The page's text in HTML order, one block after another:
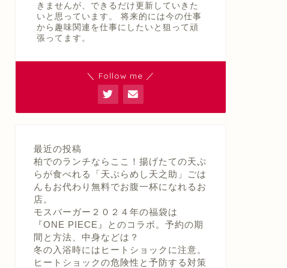
きませんが、できるだけ更新していきた
いと思っています。 将来的には今の仕事
から趣味関連を仕事にしたいと狙って頑
張ってます。
＼ Follow me ／
最近の投稿
柏でのランチならここ！揚げたての天ぷ
らが食べれる「天ぷらめし天之助」ごは
んもお代わり無料でお腹一杯になれるお
店。
モスバーガー２０２４年の福袋は
『ONE PIECE』とのコラボ。予約の期
間と方法、中身などは？
冬の入浴時にはヒートショックに注意。
ヒートショックの危険性と予防する対策